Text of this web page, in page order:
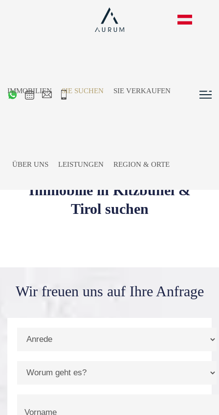
Immobilie in Kitzbühel &
Tirol suchen
Wir freuen uns auf Ihre Anfrage
IMMOBILIEN SIE SUCHEN SIE VERKAUFEN
ÜBER UNS LEISTUNGEN REGION & ORTE